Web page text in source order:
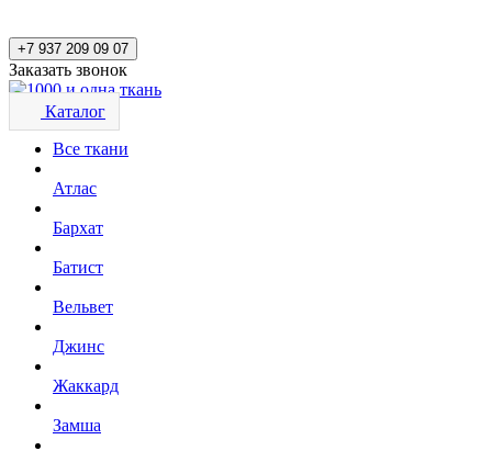
+7 937 209 09 07
Заказать звонок
Каталог
Все ткани
Атлас
Бархат
Батист
Вельвет
Джинс
Жаккард
Замша